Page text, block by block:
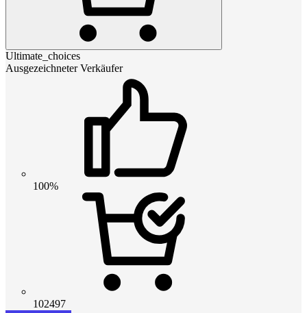
Ultimate_choices
Ausgezeichneter Verkäufer
100%
102497